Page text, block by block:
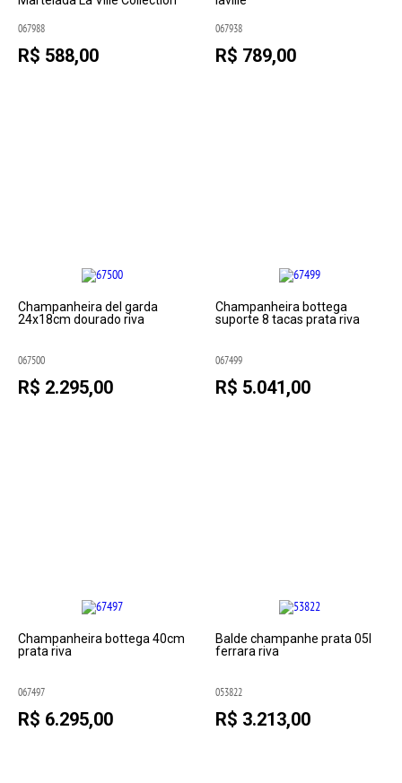
067988
R$ 588,00
067938
R$ 789,00
Champanheira del garda
24x18cm dourado riva
067500
R$ 2.295,00
Champanheira bottega
suporte 8 tacas prata riva
067499
R$ 5.041,00
Champanheira bottega 40cm
prata riva
067497
R$ 6.295,00
Balde champanhe prata 05l
ferrara riva
053822
R$ 3.213,00